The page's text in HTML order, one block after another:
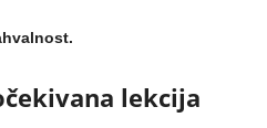
lekcija